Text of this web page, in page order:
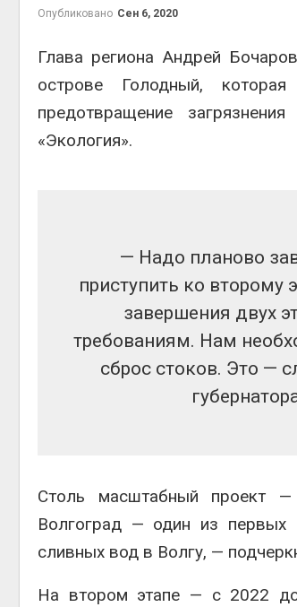
Опубликовано Сен 6, 2020
Глава региона Андрей
острове Голодный,
предотвращение
«Экология».
— Надо планово
приступить ко
завершения двух
требованиям. Нам
сброс стоков. Это —
Столь масштабный проект
Волгоград — один из первых
сливных вод в Волгу, —
На втором этапе — с 2022 до